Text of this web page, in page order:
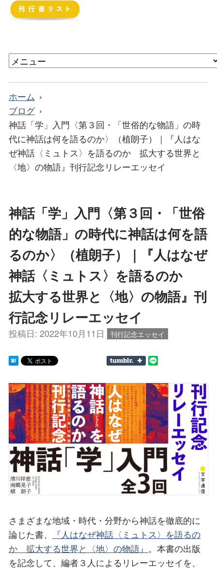
ホーム
ブログ
神話「学」入門〈第３回・「世俗的な物語」の時
代に神話は何を語るのか〉（植朗子）｜『人はな
ぜ神話〈ミュトス〉を語るのか 拡大する世界と
〈地〉の物語』刊行記念リレーエッセイ
神話「学」入門〈第３回・「世俗
的な物語」の時代に神話は何を語
るのか〉（植朗子）｜『人はなぜ
神話〈ミュトス〉を語るのか
拡大する世界と〈地〉の物語』刊
行記念リレーエッセイ
投稿日: 2022年10月11日 刊行記念エッセイ
さまざまな地域・時代・分野から神話を徹底的に
論じた書、
『人はなぜ神話〈ミュトス〉を語るの
か 拡大する世界と〈地〉の物語』 。本書の出版
を記念して、編者３人によるリレーエッセイを、